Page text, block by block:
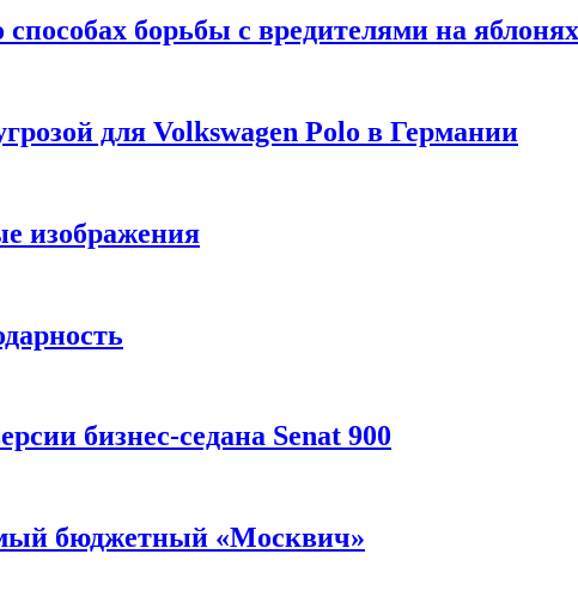
борьбы с вредителями на яблонях
для Volkswagen Polo в Германии
изображения
бизнес-седана Senat 900
бюджетный «Москвич»